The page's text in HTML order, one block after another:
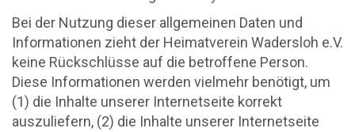
Bei der Nutzung dieser allgemeinen Daten und
Informationen zieht der Heimatverein Wadersloh e.V.
keine Rückschlüsse auf die betroffene Person.
Diese Informationen werden vielmehr benötigt, um
(1) die Inhalte unserer Internetseite korrekt
auszuliefern, (2) die Inhalte unserer Internetseite